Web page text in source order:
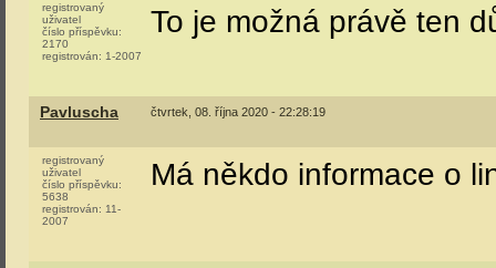
registrovaný
uživatel
číslo příspěvku:
2170
registrován: 1-2007
To je možná právě ten
Pavluscha čtvrtek, 08. října 2020 - 22:28:19
registrovaný
uživatel
číslo příspěvku:
5638
registrován: 11-
2007
Má někdo informace o